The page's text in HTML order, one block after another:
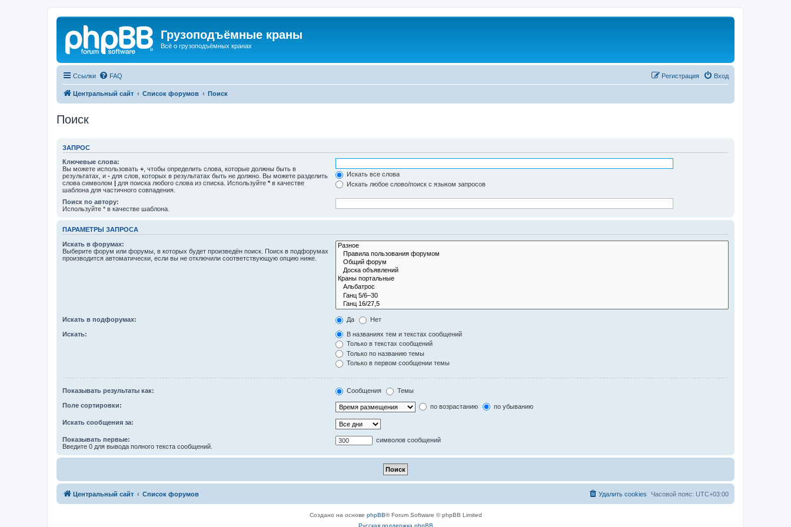
Грузоподъёмные краны
Всё о грузоподъёмных кранах
Ссылки FAQ Вход
Регистрация
Центральный сайт Список форумов Поиск
Поиск
ЗАПРОС
Ключевые слова:
Вы можете использовать + , чтобы определить слова, которые должны быть в
результатах, и - для слов, которых в результатах быть не должно. Вы можете разделить
слова символом | для поиска любого слова из списка. Используйте * в качестве
шаблона для частичного совпадения.
Искать все слова
Искать любое слово/поиск с языком запросов
Поиск по автору:
Используйте * в качестве шаблона.
ПАРАМЕТРЫ ЗАПРОСА
Искать в форумах:
Выберите форум или форумы, в которых будет произведён поиск. Поиск в подфорумах
производится автоматически, если вы не отключили соответствующую опцию ниже.
Искать в подфорумах: Да Нет
Искать:
В названиях тем и текстах сообщений
Только в текстах сообщений
Только по названию темы
Только в первом сообщении темы
Показывать результаты как: Сообщения Темы
Поле сортировки: по возрастанию по убыванию
Искать сообщения за:
Показывать первые:
Введите 0 для вывода полного текста сообщений.
символов сообщений
Центральный сайт Список форумов Часовой пояс: UTC+03:00
Удалить cookies
Создано на основе phpBB® Forum Software © phpBB Limited
Русская поддержка phpBB